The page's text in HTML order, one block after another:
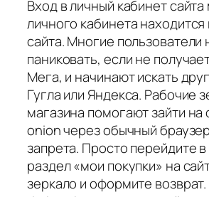
Вход в личный кабинет
личного кабинета
сайта. Многие пользователи
паниковать, если не
Мега, и начинают искать
Гугла или Яндекса. Рабочие
магазина помогают зайти на
onion через обычный
запрета. Просто перейдите
раздел «мои покупки» на
зеркало и оформите